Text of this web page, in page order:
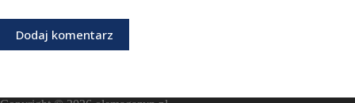
Dodaj komentarz